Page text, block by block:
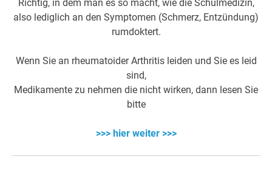
Richtig, in dem man es so macht, wie die Schulmedizin,
also lediglich an den Symptomen (Schmerz, Entzündung)
rumdoktert.
Wenn Sie an rheumatoider Arthritis leiden und Sie es leid
sind,
Medikamente zu nehmen die nicht wirken, dann lesen Sie
bitte
>>> hier weiter >>>